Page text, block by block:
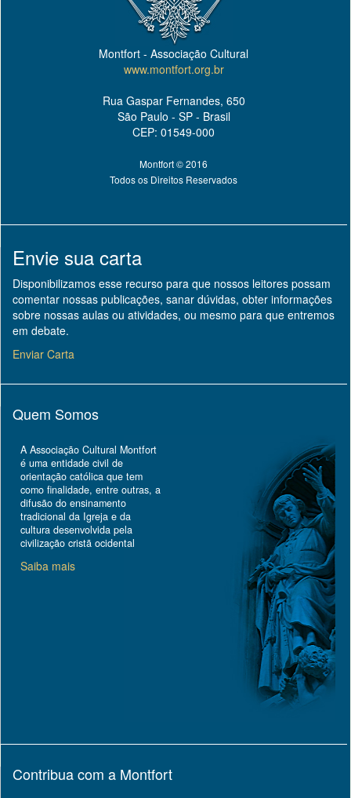
Montfort - Associação Cultural
www.montfort.org.br
Rua Gaspar Fernandes, 650
São Paulo - SP - Brasil
CEP: 01549-000
Montfort © 2016
Todos os Direitos Reservados
Envie sua carta
Disponibilizamos esse recurso para que nossos leitores possam
comentar nossas publicações, sanar dúvidas, obter informações
sobre nossas aulas ou atividades, ou mesmo para que entremos
em debate.
Enviar Carta
Quem Somos
A Associação Cultural Montfort
é uma entidade civil de
orientação católica que tem
como finalidade, entre outras, a
difusão do ensinamento
tradicional da Igreja e da
cultura desenvolvida pela
civilização cristã ocidental
Saiba mais
Contribua com a Montfort